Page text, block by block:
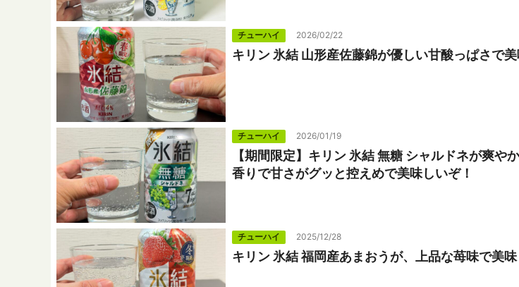
チューハイ 2026/02/22
キリン 氷結 山形産佐藤錦が優しい甘酸っぱさで美
チューハイ 2026/01/19
【期間限定】キリン 氷結 無糖 シャルドネが爽や
香りで甘さがグッと控えめで美味しいぞ！
チューハイ 2025/12/28
キリン 氷結 福岡産あまおうが、上品な苺味で美味